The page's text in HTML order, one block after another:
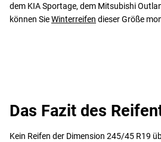
dem KIA Sportage, dem Mitsubishi
können SieWinterreifen dieser Größe
Das Fazit des
Kein Reifen der Dimension 245/45 R19